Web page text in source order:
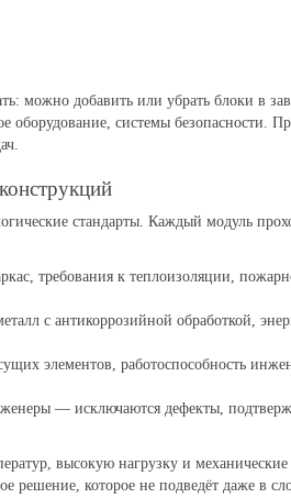
можно добавить или убрать блоки в
оборудование, системы безопасности.
стандарты. Каждый модуль
требования к теплоизоляции,
с антикоррозийной обработкой,
элементов, работоспособность
— исключаются дефекты,
высокую нагрузку и механические
решение, которое не подведёт даже в